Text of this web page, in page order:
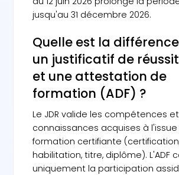
jusqu'au 31 décembre 2026.
Quelle est la
un justificatif de
et une attestation de
formation (ADF) ?
Le JDR valide les compétences et
connaissances acquises à
formation certifiante
habilitation, titre, diplôme). L'ADF
uniquement la participation